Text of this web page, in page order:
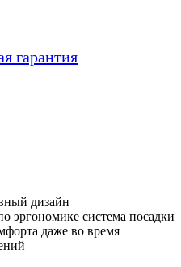
гарантия
дизайн
эргономике система посадки
даже во время